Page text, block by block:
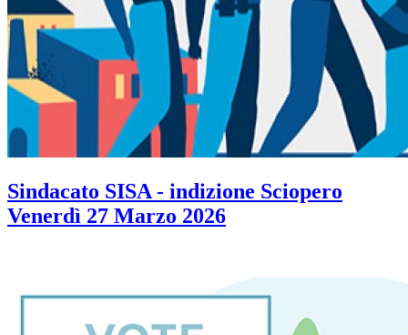
Sindacato SISA - indizione Sciopero
Venerdì 27 Marzo 2026